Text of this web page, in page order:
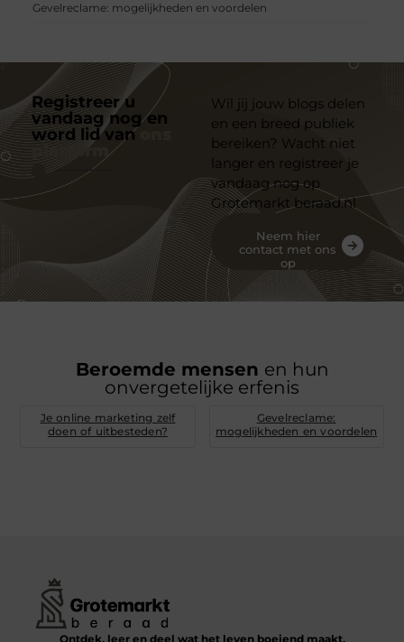
Gevelreclame: mogelijkheden en voordelen
Registreer u
vandaag nog en
word lid van
platform
Wil jij jouw blogs delen
en een breed publiek
bereiken? Wacht niet
langer en registreer je
vandaag nog op
Grotemarkt beraad.nl
Neem hier
contact met ons
op
Beroemde mensen en hun
onvergetelijke erfenis
Je online marketing zelf
doen of uitbesteden?
Gevelreclame:
mogelijkheden en voordelen
Ontdek, leer en deel wat het leven boeiend maakt.